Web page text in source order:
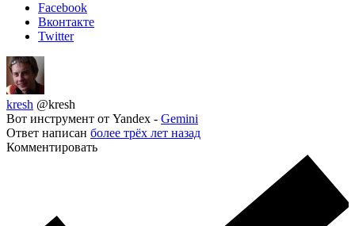
Facebook
Вконтакте
Twitter
kresh @kresh
Вот инструмент от Yandex - Gemini
Ответ написан более трёх лет назад
Комментировать